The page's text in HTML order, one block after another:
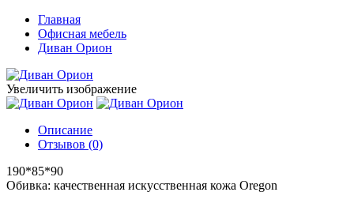
Главная
Офисная мебель
Диван Орион
Увеличить изображение
Описание
Отзывов (0)
190*85*90
Обивка: качественная искусственная кожа Oregon